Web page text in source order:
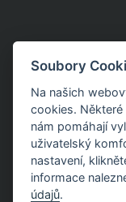
Stáhněte si
Soubory
Na našich
cookies.
nám pomáhají
uživatelský
nastavení,
informace
údajů.